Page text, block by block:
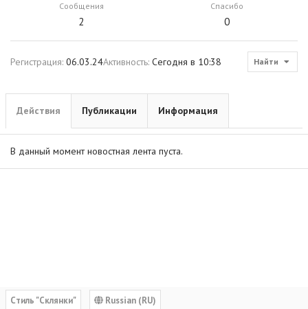
Сообщения
2
Спасибо
0
Регистрация 06.03.24Активность Сегодня в 10:38 Найти
Действия Публикации Информация
В данный момент новостная лента пуста.
Cтиль "Склянки" Russian (RU)